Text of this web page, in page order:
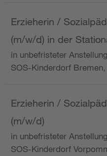
Erzieherin /
(m/w/d) in der
in unbefristeter
SOS-Kinderdorf
Erzieherin /
(m/w/d)
in unbefristeter
SOS-Kinderdorf